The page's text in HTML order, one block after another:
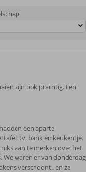
zijn ook prachtig. Een
een aparte
tv, bank en keukentje.
aan te merken over het
We waren er van donderdag
verschoont.. en ze